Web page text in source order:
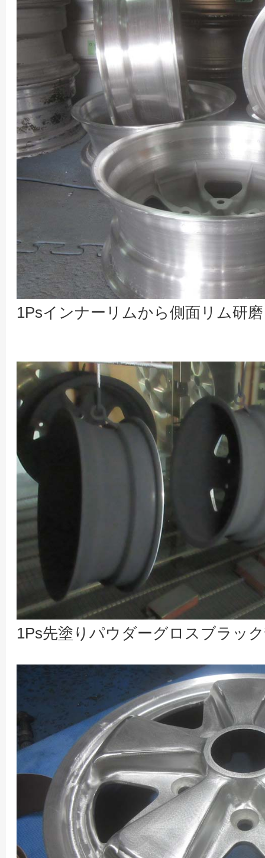
1Psインナーリムから側面リム研磨
1Ps先塗りパウダーグロスブラッ